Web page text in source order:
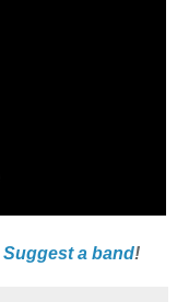
Suggest a band!